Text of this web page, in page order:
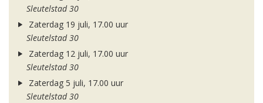
Sleutelstad 30
Zaterdag 19 juli, 17.00 uur
Sleutelstad 30
Zaterdag 12 juli, 17.00 uur
Sleutelstad 30
Zaterdag 5 juli, 17.00 uur
Sleutelstad 30